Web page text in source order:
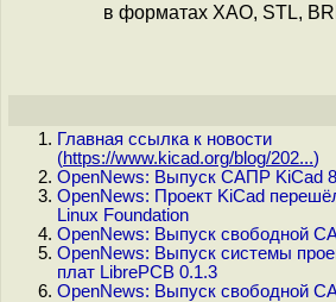
в форматах XAO, STL,
Главная ссылка к новости
(https://www.kicad.org/blog/202...)
OpenNews: Выпуск САПР KiCad
OpenNews: Проект KiCad
Linux Foundation
OpenNews: Выпуск свободной
OpenNews: Выпуск системы
плат LibrePCB 0.1.3
OpenNews: Выпуск свободной